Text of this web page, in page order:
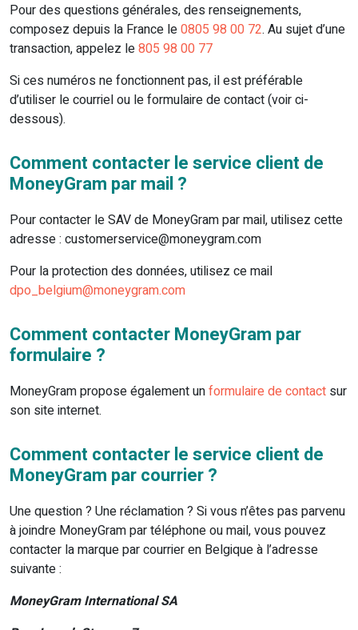
Pour des questions générales, des renseignements,
composez depuis la France le0805 98 00 72. Au sujet d’une
transaction, appelez le805 98 00 77
Si ces numéros ne fonctionnent pas, il est préférable
d’utiliser le courriel ou le formulaire de contact (voir ci-
dessous).
Comment contacter le service client de
MoneyGram par mail ?
Pour contacter le SAV de MoneyGram par mail, utilisez cette
adresse : customerservice@moneygram.com
Pour la protection des données, utilisez ce mail
dpo_belgium@moneygram.com
Comment contacter MoneyGram par
formulaire ?
MoneyGram propose également unformulaire de contact sur
son site internet.
Comment contacter le service client de
MoneyGram par courrier ?
Une question ? Une réclamation ? Si vous n’êtes pas parvenu
à joindre MoneyGram par téléphone ou mail, vous pouvez
contacter la marque par courrier en Belgique à l’adresse
suivante :
MoneyGram International SA